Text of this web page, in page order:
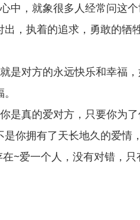
中，就象很多人经常问这
，执着的追求，勇敢的牺
是对方的永远快乐和幸福
是真的爱对方，只要你为
你拥有了天长地久的爱情
~爱一个人，没有对错，只